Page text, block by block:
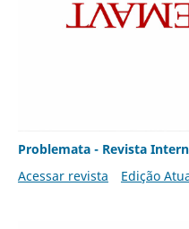
Problemata - Revista
Acessar revista
Edição